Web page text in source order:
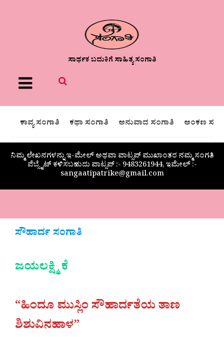
ಸಾರ್ಥಕ ಬದುಕಿಗೆ ಸಾಹಿತ್ಯ ಸಂಗಾತಿ
Menu
ಕಾವ್ಯ ಸಂಗಾತಿ ಕಥಾ ಸಂಗಾತಿ ಅನುವಾದ ಸಂಗಾತಿ ಅಂಕಣ
ನಿಮ್ಮ ಲೇಖನಗಳನ್ನು ಇ-ಮೇಲ್ ಅಥವಾ ವಾಟ್ಸಪ್ ಮುಖಾಂತರ ನಮ್ಮ ಸಂಗತಿ
ವೆಬ್ಸೈಟ್ ಕಳಿಸಬಹುದು ವಾಟ್ಸಪ್‌ :- 9483261944, ಇಮೇಲ್ :-
sangaatipatrike@gmail.com
ಸೌಹಾರ್ದ ಸಂಗಾತಿ
ಜಯಲಕ್ಷ್ಮಿ ಕೆ
“ಹಿಂದೂ ಮುಸ್ಲಿಂ ಸೌಹಾರ್ದತೆಯ ತಾಣ
ಶಿಶುವಿನಹಾಳ”